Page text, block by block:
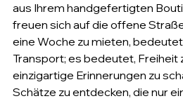
aus Ihrem handgefertigten
freuen sich auf die offene
eine Woche zu mieten,
Transport; es bedeutet, Freiheit
einzigartige Erinnerungen zu
Schätze zu entdecken, die nur